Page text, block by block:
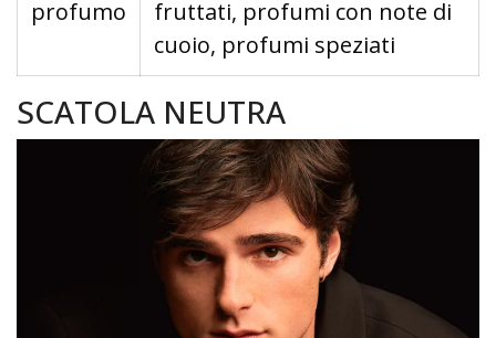
profumo
fruttati, profumi con note di
cuoio, profumi speziati
SCATOLA NEUTRA